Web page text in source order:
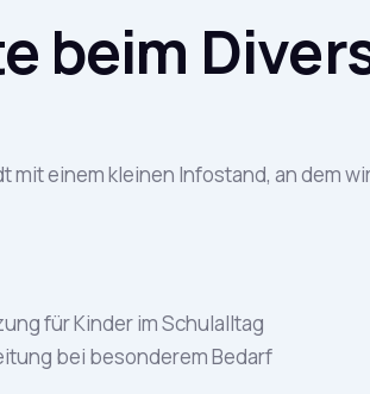
beim
mit einem kleinen Infostand, an dem
für Kinder im Schulalltag
bei besonderem Bedarf